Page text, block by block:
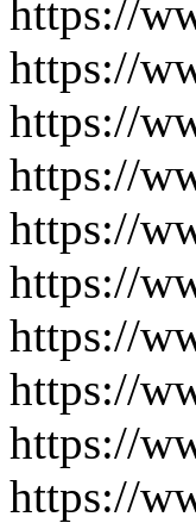
https://
https://
https://
https://
https://
https://
https://
https://
https://
https://